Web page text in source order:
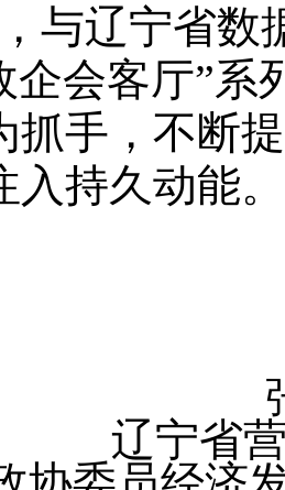
与辽宁省
企会客厅”
抓手，不断
持久动能。
辽宁省